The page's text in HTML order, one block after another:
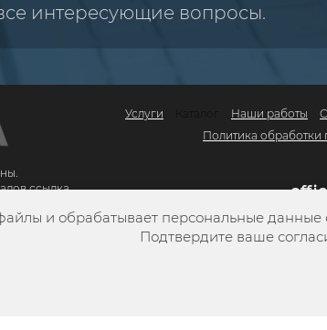
интересующие вопросы.
ссылка
Услуги Наши работы
Политика
+7
+7
и обрабатывает персональные
Подтвердите ваше